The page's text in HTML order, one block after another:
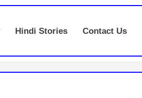
Hindi Stories Contact Us